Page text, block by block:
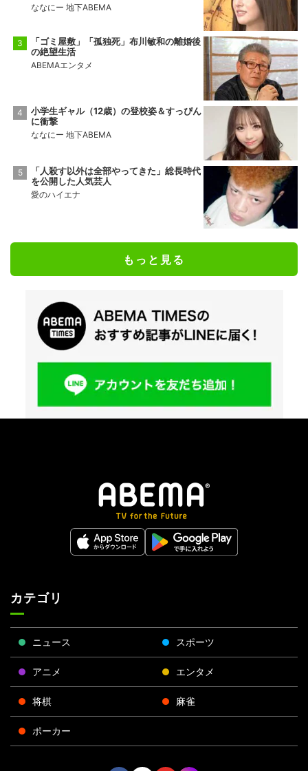
ななにー 地下ABEMA
「ゴミ屋敷」「孤独死」布川敏和の離婚後
の絶望生活
ABEMAエンタメ
小学生ギャル（12歳）の登校姿＆すっぴん
に衝撃
ななにー 地下ABEMA
「人殺す以外は全部やってきた」総長時代
を公開した人気芸人
愛のハイエナ
もっと見る
カテゴリ
ニュース スポーツ
アニメ エンタメ
将棋 麻雀
ポーカー